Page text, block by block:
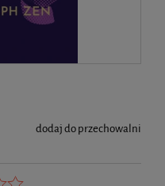
dodaj do przechowalni